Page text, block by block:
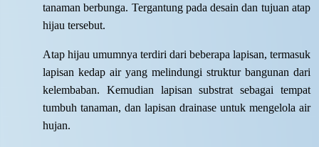
tanaman berbunga. Tergantung pada desain dan tujuan atap
hijau tersebut.
Atap hijau umumnya terdiri dari beberapa lapisan, termasuk
lapisan kedap air yang melindungi struktur bangunan dari
kelembaban. Kemudian lapisan substrat sebagai tempat
tumbuh tanaman, dan lapisan drainase untuk mengelola air
hujan.